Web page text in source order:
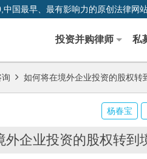
国最早、最有影响力的原创法律网站
投资并购律师 私
如何将在境外企业投资的股权转
外企业投资的股权转到
杨春宝